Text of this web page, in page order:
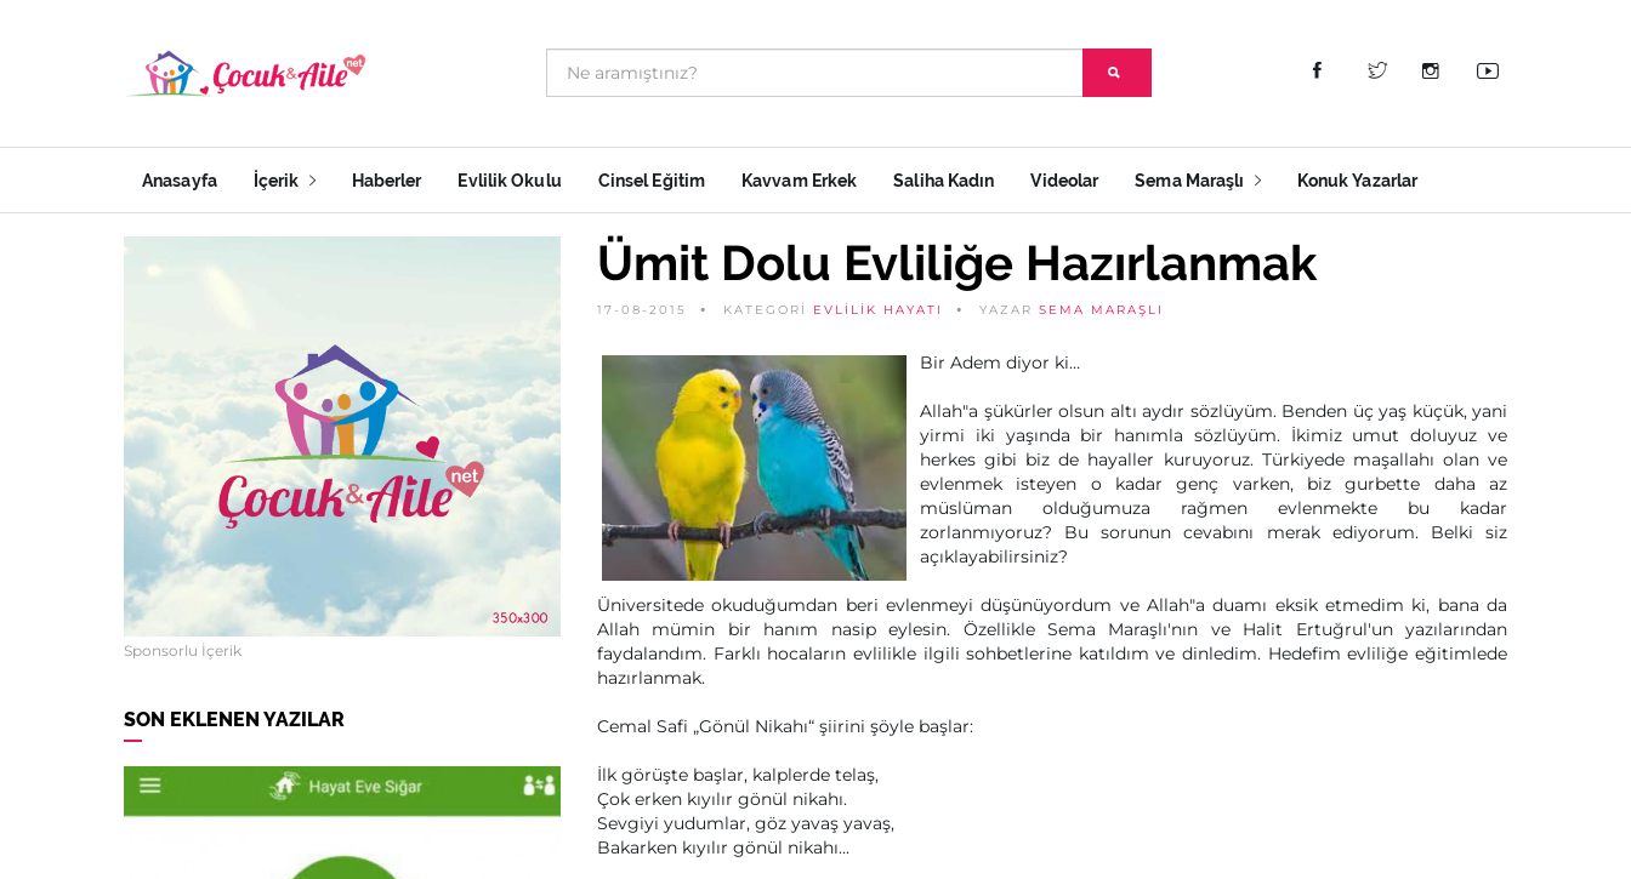
Anasayfa İçerik Haberler Evlilik Okulu Cinsel Eğitim Kavvam Erkek Saliha Kadın Videolar Sema Maraşlı Konuk Yazarlar
Sponsorlu İçerik
SON EKLENEN YAZILAR
Ümit Dolu Evliliğe Hazırlanmak
17-08-2015 KATEGORİ EVLILIK HAYATI YAZAR SEMA MARAŞLI
Bir Adem diyor ki…
Allah"a şükürler olsun altı aydır sözlüyüm. Benden üç yaş küçük, yani
yirmi iki yaşında bir hanımla sözlüyüm. İkimiz umut doluyuz ve
herkes gibi biz de hayaller kuruyoruz. Türkiyede maşallahı olan ve
evlenmek isteyen o kadar genç varken, biz gurbette daha az
müslüman olduğumuza rağmen evlenmekte bu kadar
zorlanmıyoruz? Bu sorunun cevabını merak ediyorum. Belki siz
açıklayabilirsiniz?
Üniversitede okuduğumdan beri evlenmeyi düşünüyordum ve Allah"a duamı eksik etmedim ki, bana da
Allah mümin bir hanım nasip eylesin. Özellikle Sema Maraşlı'nın ve Halit Ertuğrul'un yazılarından
faydalandım. Farklı hocaların evlilikle ilgili sohbetlerine katıldım ve dinledim. Hedefim evliliğe eğitimlede
hazırlanmak.
Cemal Safi „Gönül Nikahı“ şiirini şöyle başlar:
İlk görüşte başlar, kalplerde telaş,
Çok erken kıyılır gönül nikahı.
Sevgiyi yudumlar, göz yavaş yavaş,
Bakarken kıyılır gönül nikahı...